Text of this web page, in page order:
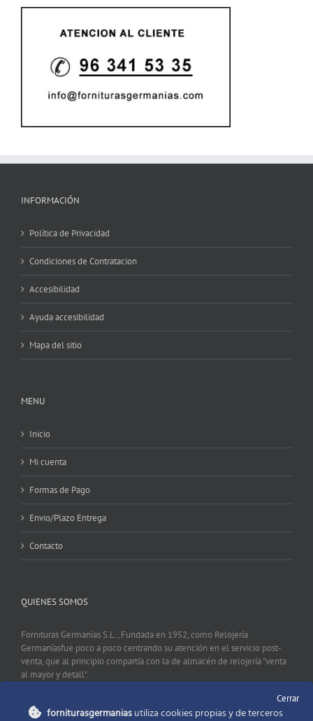
INFORMACIÓN
Política de Privacidad
Condiciones de Contratacion
Accesibilidad
Ayuda accesibilidad
Mapa del sitio
MENU
Inicio
Mi cuenta
Formas de Pago
Envio/Plazo Entrega
Contacto
QUIENES SOMOS
Fornituras Germanías S.L., Fundada en 1952, como Relojería
Germaníasfue poco a poco centrando su atención en el servicio post-
venta, que al principio compartía con la de almacén de relojería "venta
al mayor y detall".
Cerrar
forniturasgermaniasutiliza cookies propias y de terceros